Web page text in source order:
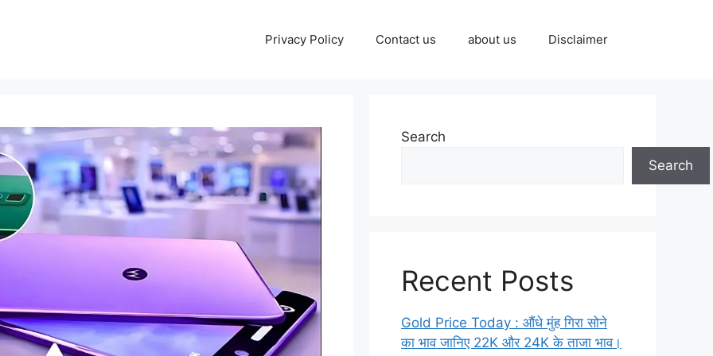
Privacy Policy Contact us about us Disclaimer
Search
Search
Recent Posts
Gold Price Today : औंधे मुंह गिरा सोने
का भाव जानिए 22K और 24K के ताजा भाव।